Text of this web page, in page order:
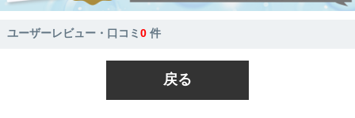
ユーザーレビュー・口コミ0 件
戻る